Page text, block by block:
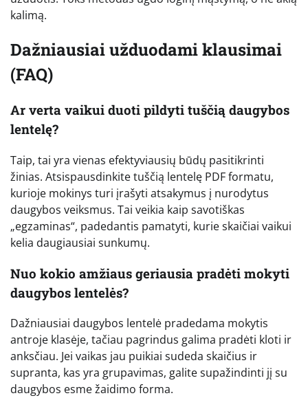
kalimą.
Dažniausiai užduodami klausimai
(FAQ)
Ar verta vaikui duoti pildyti tuščią daugybos
lentelę?
Taip, tai yra vienas efektyviausių būdų pasitikrinti
žinias. Atsispausdinkite tuščią lentelę PDF formatu,
kurioje mokinys turi įrašyti atsakymus į nurodytus
daugybos veiksmus. Tai veikia kaip savotiškas
„egzaminas“, padedantis pamatyti, kurie skaičiai vaikui
kelia daugiausiai sunkumų.
Nuo kokio amžiaus geriausia pradėti mokyti
daugybos lentelės?
Dažniausiai daugybos lentelė pradedama mokytis
antroje klasėje, tačiau pagrindus galima pradėti kloti ir
anksčiau. Jei vaikas jau puikiai sudeda skaičius ir
supranta, kas yra grupavimas, galite supažindinti jį su
daugybos esme žaidimo forma.